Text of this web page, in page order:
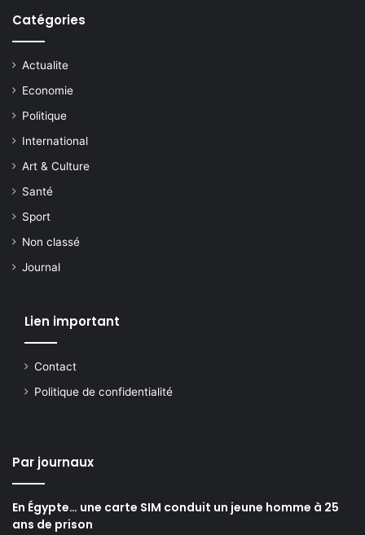
Catégories
Actualite
Economie
Politique
International
Art & Culture
Santé
Sport
Non classé
Journal
Lien important
Contact
Politique de confidentialité
Par journaux
En Égypte… une carte SIM conduit un jeune homme à 25
ans de prison